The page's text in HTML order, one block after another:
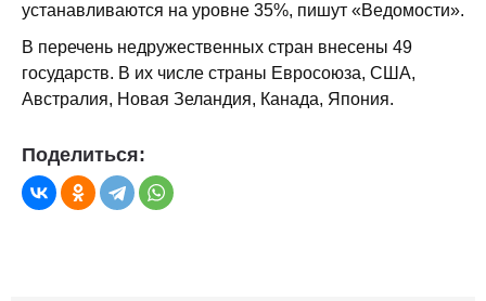
устанавливаются на уровне 35%, пишут «Ведомости».
В перечень недружественных стран внесены 49
государств. В их числе страны Евросоюза, США,
Австралия, Новая Зеландия, Канада, Япония.
Поделиться: